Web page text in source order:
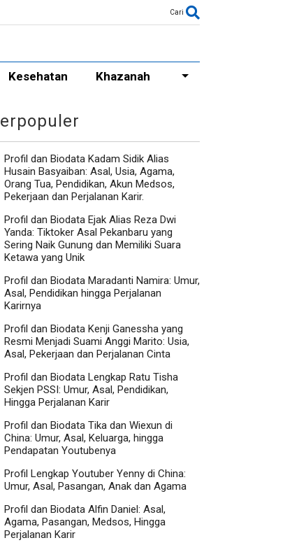
Cari
Kesehatan Khazanah
Profil dan Biodata Kadam Sidik Alias
Husain Basyaiban: Asal, Usia, Agama,
Orang Tua, Pendidikan, Akun Medsos,
Pekerjaan dan Perjalanan Karir.
Profil dan Biodata Ejak Alias Reza Dwi
Yanda: Tiktoker Asal Pekanbaru yang
Sering Naik Gunung dan Memiliki Suara
Ketawa yang Unik
Profil dan Biodata Maradanti Namira: Umur,
Asal, Pendidikan hingga Perjalanan
Karirnya
Profil dan Biodata Kenji Ganessha yang
Resmi Menjadi Suami Anggi Marito: Usia,
Asal, Pekerjaan dan Perjalanan Cinta
Profil dan Biodata Lengkap Ratu Tisha
Sekjen PSSI: Umur, Asal, Pendidikan,
Hingga Perjalanan Karir
Profil dan Biodata Tika dan Wiexun di
China: Umur, Asal, Keluarga, hingga
Pendapatan Youtubenya
Profil Lengkap Youtuber Yenny di China:
Umur, Asal, Pasangan, Anak dan Agama
Profil dan Biodata Alfin Daniel: Asal,
Agama, Pasangan, Medsos, Hingga
Perjalanan Karir